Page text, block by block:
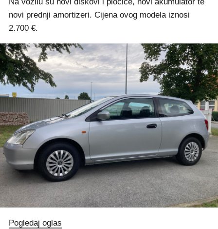
novi prednji amortizeri. Cijena ovog modela iznosi
2.700 €.
Pogledaj oglas